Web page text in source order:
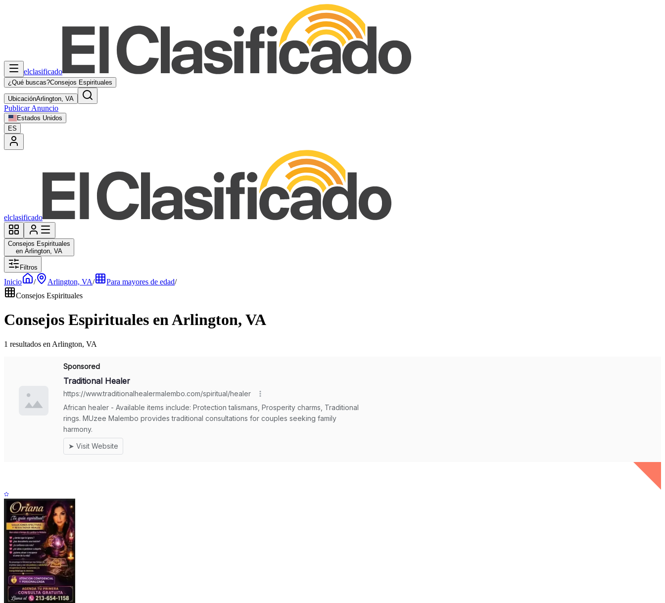
elclasificado
¿Qué buscas?Consejos Espirituales
UbicaciónArlington, VA
Publicar Anuncio
Estados Unidos
ES
elclasificado
Consejos Espirituales
en Arlington, VA
Filtros
Inicio / Arlington, VA/ Para mayores de edad/
Consejos Espirituales
Consejos Espirituales en Arlington, VA
1 resultados en Arlington, VA